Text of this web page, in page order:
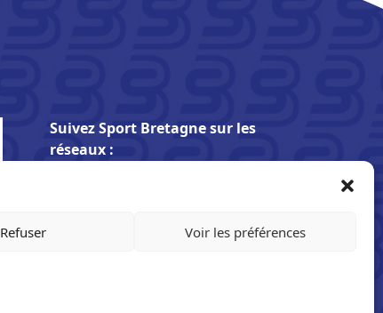
Refuser Voir les préférences
Suivez Sport Bretagne sur les
réseaux :